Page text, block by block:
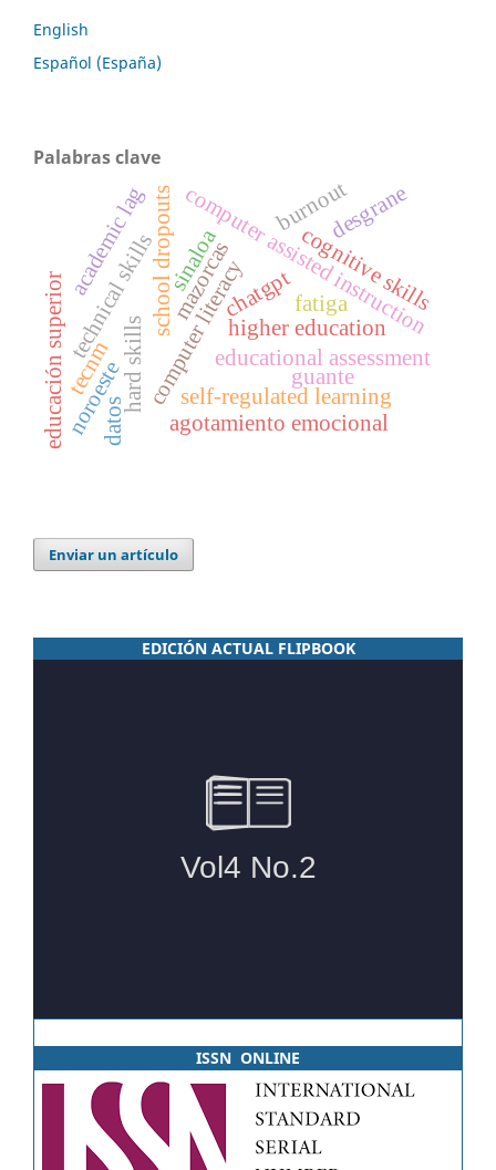
English
Español (España)
Palabras clave
computer literacy
computer assisted instruction
higher education
school dropouts
academic lag
educational assessment
hard skills
technical skills cognitive skills
self-regulated learning
agotamiento emocional
burnoutdesgrane
fatiga
guante
mazorcaschatgpt
datos
educación superior
sinaloa
noroeste
tecnm
Enviar un artículo
EDICIÓN ACTUAL FLIPBOOK
ISSN ONLINE